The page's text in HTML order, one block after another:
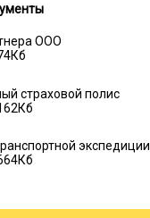
ООО
страховой полис
экспедиции